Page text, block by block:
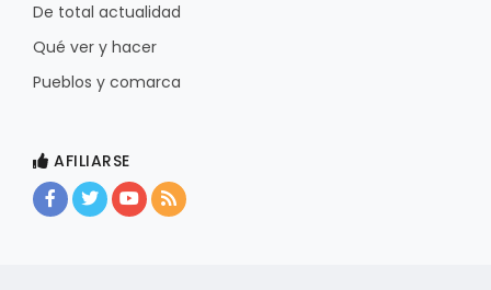
De total actualidad
Qué ver y hacer
Pueblos y comarca
AFILIARSE